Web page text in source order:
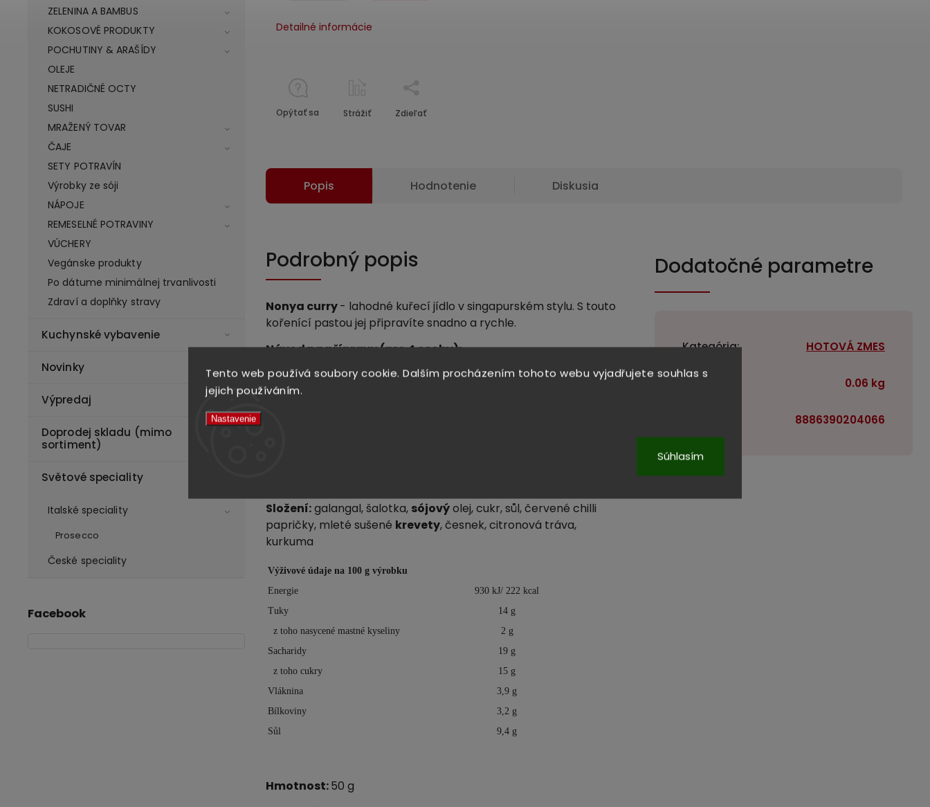
Tento web používá soubory cookie. Dalším procházením tohoto webu vyjadřujete souhlas s
jejich používáním.
Nastavenie
Súhlasím
ZELENINA A BAMBUS
KOKOSOVÉ PRODUKTY
POCHUTINY & ARAŠÍDY
OLEJE
NETRADIČNÉ OCTY
SUSHI
MRAŽENÝ TOVAR
ČAJE
SETY POTRAVÍN
Výrobky ze sóji
NÁPOJE
REMESELNÉ POTRAVINY
VÚCHERY
Vegánske produkty
Po dátume minimálnej trvanlivosti
Zdraví a doplňky stravy
Kuchynské vybavenie
Novinky
Výpredaj
Doprodej skladu (mimo
sortiment)
Světové speciality
Italské speciality
Prosecco
České speciality
Facebook
Detailné informácie
Opýtať sa Strážiť Zdieľať
Popis Hodnotenie Diskusia
Podrobný popis
Nonya curry- lahodné kuřecí jídlo v singapurském stylu. S touto
kořenící pastou jej připravíte snadno a rychle.
Návod na přípravu (pro 4 osoby):
1 balení kořenící pasty, 350 g kuřecího masa nakrájeného na
malé kousky, 2 brambory nakrájené na kostky, 2 lžíce rostlinného
oleje, 440 ml kokosového mléka
Složení:galangal, šalotka, sójovýolej, cukr, sůl, červené chilli
papričky, mleté sušené krevety, česnek, citronová tráva,
kurkuma
Výživové údaje na 100 g výrobku
Energie
930 kJ/ 222 kcal
Tuky
14 g
z toho nasycené mastné kyseliny
2 g
Sacharidy
19 g
z toho cukry
15 g
Vláknina
3,9 g
Bílkoviny
3,2 g
Sůl
9,4 g
Hmotnost:50 g
Dodatočné parametre
Kategória: HOTOVÁ ZMES
0.06 kg
8886390204066